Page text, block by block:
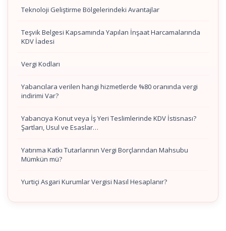
Teknoloji Geliştirme Bölgelerindeki Avantajlar
Teşvik Belgesi Kapsamında Yapılan İnşaat Harcamalarında
KDV İadesi
Vergi Kodları
Yabancılara verilen hangi hizmetlerde %80 oranında vergi
indirimi Var?
Yabancıya Konut veya İş Yeri Teslimlerinde KDV İstisnası?
Şartları, Usul ve Esaslar…
Yatırıma Katkı Tutarlarının Vergi Borçlarından Mahsubu
Mümkün mü?
Yurtiçi Asgari Kurumlar Vergisi Nasıl Hesaplanır?